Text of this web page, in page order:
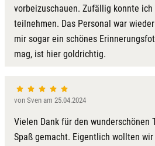
vorbeizuschauen. Zufällig konnte ich
teilnehmen. Das Personal war
mir sogar ein schönes
mag, ist hier goldrichtig.
von Sven am 25.04.2024
Vielen Dank für den wunderschönen
Spaß gemacht. Eigentlich wollten